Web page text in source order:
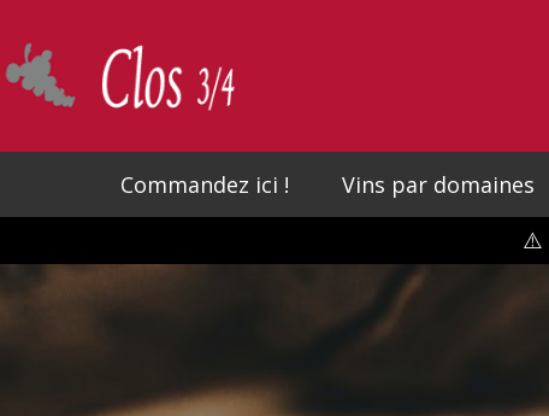
main
content
Commandez ici ! Vins par domaines
⚠️